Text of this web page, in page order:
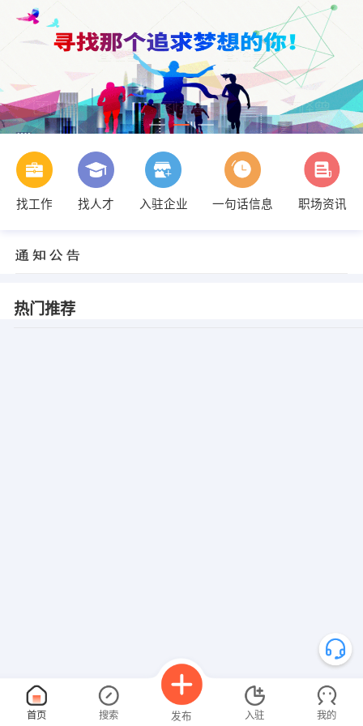
找工作 找人才 入驻企业 一句话信息 职场资讯
热门推荐
首页 搜索 发布 入驻 我的